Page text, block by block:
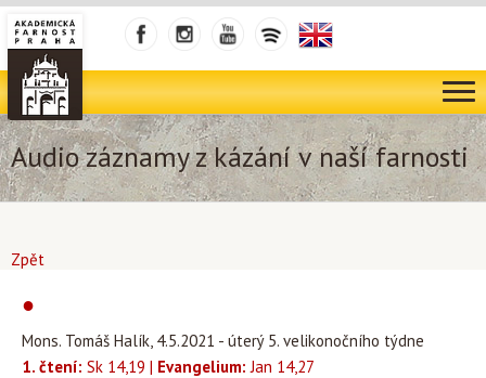
Audio záznamy z kázání v naší farnosti
Zpět
●
Mons. Tomáš Halík, 4.5.2021 - úterý 5. velikonočního týdne
1. čtení: Sk 14,19 | Evangelium: Jan 14,27